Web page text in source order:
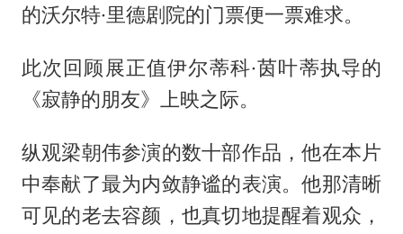
的沃尔特·里德剧院的门票便一票难求。
此次回顾展正值伊尔蒂科·茵叶蒂执导的
《寂静的朋友》上映之际。
纵观梁朝伟参演的数十部作品，他在本片
中奉献了最为内敛静谧的表演。他那清晰
可见的老去容颜，也真切地提醒着观众，